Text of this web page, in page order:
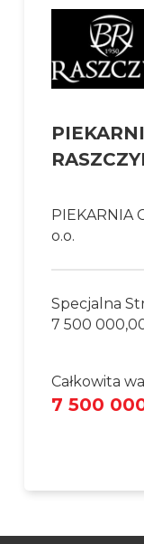
PIEKARNIA
o.o.
Specjalna
7 500
Całkowita
7 500